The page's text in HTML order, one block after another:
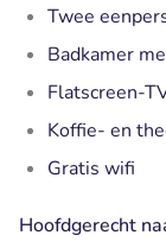
Twee
Badkamer
Flatscreen-
Koffie- en
Gratis wifi
Hoofdgerecht